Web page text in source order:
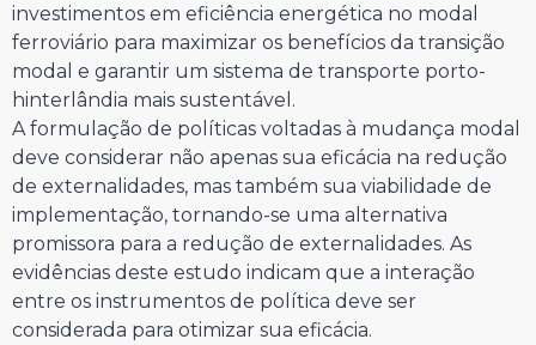
investimentos em eficiência energética no modal
ferroviário para maximizar os benefícios da transição
modal e garantir um sistema de transporte porto-
hinterlândia mais sustentável.
A formulação de políticas voltadas à mudança modal
deve considerar não apenas sua eficácia na redução
de externalidades, mas também sua viabilidade de
implementação, tornando-se uma alternativa
promissora para a redução de externalidades. As
evidências deste estudo indicam que a interação
entre os instrumentos de política deve ser
considerada para otimizar sua eficácia.